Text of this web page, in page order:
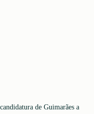
de Guimarães a